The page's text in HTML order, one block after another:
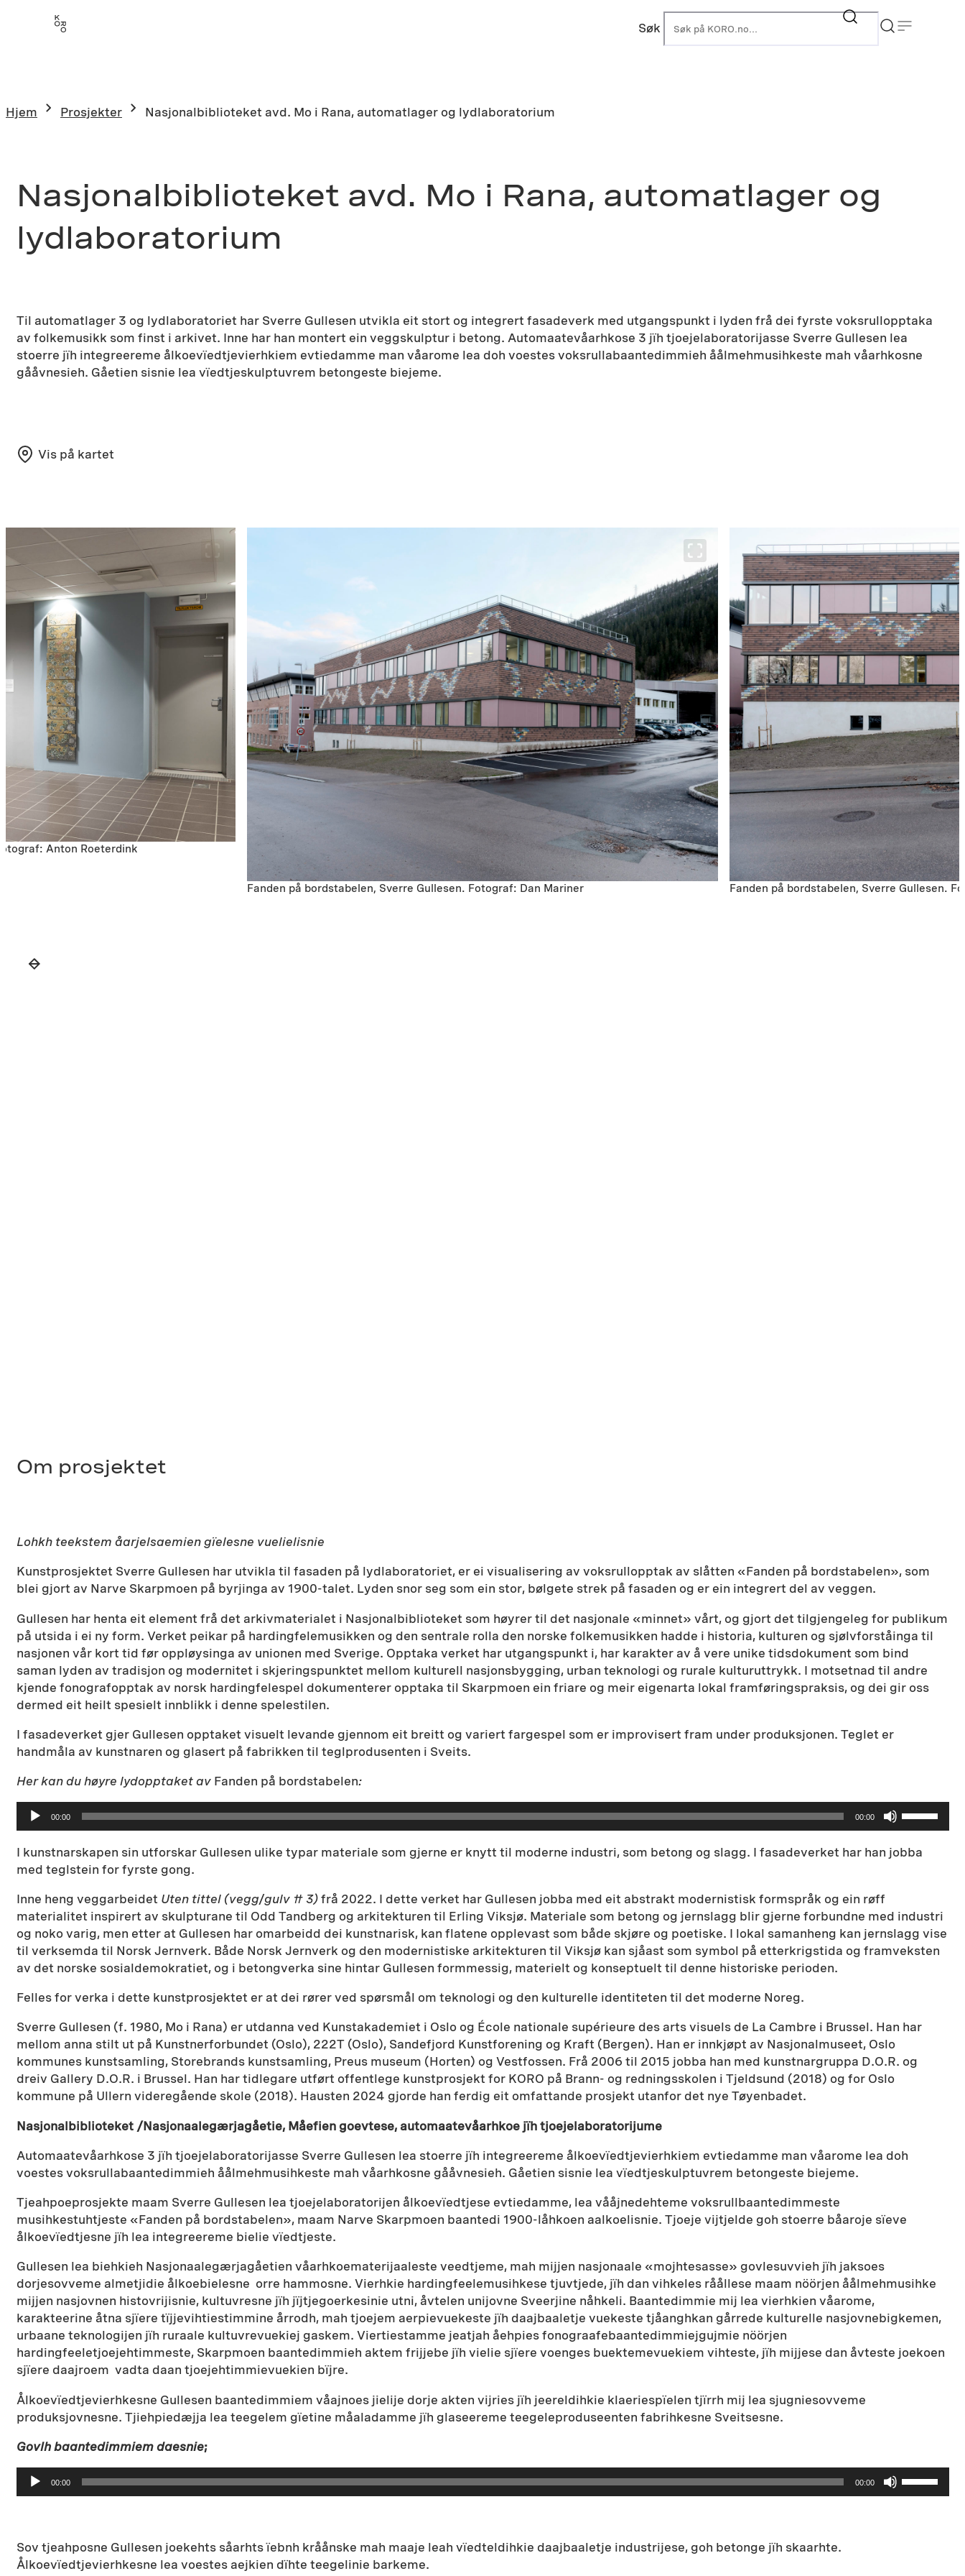
Søk
Hjem Prosjekter Nasjonalbiblioteket avd. Mo i Rana, automatlager og lydlaboratorium
Nasjonalbiblioteket avd. Mo i Rana, automatlager og
lydlaboratorium
Til automatlager 3 og lydlaboratoriet har Sverre Gullesen utvikla eit stort og integrert fasadeverk med utgangspunkt i lyden frå dei fyrste voksrullopptaka
av folkemusikk som finst i arkivet. Inne har han montert ein veggskulptur i betong. Automaatevåarhkose 3 jïh tjoejelaboratorijasse Sverre Gullesen lea
stoerre jïh integreereme ålkoevïedtjevierhkiem evtiedamme man våarome lea doh voestes voksrullabaantedimmieh åålmehmusihkeste mah våarhkosne
gååvnesieh. Gåetien sisnie lea vïedtjeskulptuvrem betongeste biejeme.
Vis på kartet
Anton Roeterdink
Fanden på bordstabelen, Sverre Gullesen. Fotograf: Dan Mariner Fanden på bordstabelen, Sverre Gullesen.
Om prosjektet
Lohkh teekstem åarjelsaemien gïelesne vuelielisnie
Kunstprosjektet Sverre Gullesen har utvikla til fasaden på lydlaboratoriet, er ei visualisering av voksrullopptak av slåtten «Fanden på bordstabelen», som
blei gjort av Narve Skarpmoen på byrjinga av 1900-talet. Lyden snor seg som ein stor, bølgete strek på fasaden og er ein integrert del av veggen.
Gullesen har henta eit element frå det arkivmaterialet i Nasjonalbiblioteket som høyrer til det nasjonale «minnet» vårt, og gjort det tilgjengeleg for publikum
på utsida i ei ny form. Verket peikar på hardingfelemusikken og den sentrale rolla den norske folkemusikken hadde i historia, kulturen og sjølvforståinga til
nasjonen vår kort tid før oppløysinga av unionen med Sverige. Opptaka verket har utgangspunkt i, har karakter av å vere unike tidsdokument som bind
saman lyden av tradisjon og modernitet i skjeringspunktet mellom kulturell nasjonsbygging, urban teknologi og rurale kulturuttrykk. I motsetnad til andre
kjende fonografopptak av norsk hardingfelespel dokumenterer opptaka til Skarpmoen ein friare og meir eigenarta lokal framføringspraksis, og dei gir oss
dermed eit heilt spesielt innblikk i denne spelestilen.
I fasadeverket gjer Gullesen opptaket visuelt levande gjennom eit breitt og variert fargespel som er improvisert fram under produksjonen. Teglet er
handmåla av kunstnaren og glasert på fabrikken til teglprodusenten i Sveits.
Her kan du høyre lydopptaket av Fanden på bordstabelen:
Lydavspiller
00:00 00:00
Bruk
opp-
og
å
øke
eller
I kunstnarskapen sin utforskar Gullesen ulike typar materiale som gjerne er knytt til moderne industri, som betong og slagg. I fasadeverket har han jobba
med teglstein for fyrste gong.
Inne heng veggarbeidet Uten tittel (vegg/gulv # 3)frå 2022. I dette verket har Gullesen jobba med eit abstrakt modernistisk formspråk og ein røff
materialitet inspirert av skulpturane til Odd Tandberg og arkitekturen til Erling Viksjø. Materiale som betong og jernslagg blir gjerne forbundne med industri
og noko varig, men etter at Gullesen har omarbeidd dei kunstnarisk, kan flatene opplevast som både skjøre og poetiske. I lokal samanheng kan jernslagg vise
til verksemda til Norsk Jernverk. Både Norsk Jernverk og den modernistiske arkitekturen til Viksjø kan sjåast som symbol på etterkrigstida og framveksten
av det norske sosialdemokratiet, og i betongverka sine hintar Gullesen formmessig, materielt og konseptuelt til denne historiske perioden.
Felles for verka i dette kunstprosjektet er at dei rører ved spørsmål om teknologi og den kulturelle identiteten til det moderne Noreg.
Sverre Gullesen (f. 1980, Mo i Rana) er utdanna ved Kunstakademiet i Oslo og École nationale supérieure des arts visuels de La Cambre i Brussel. Han har
mellom anna stilt ut på Kunstnerforbundet (Oslo), 222T (Oslo), Sandefjord Kunstforening og Kraft (Bergen). Han er innkjøpt av Nasjonalmuseet, Oslo
kommunes kunstsamling, Storebrands kunstsamling, Preus museum (Horten) og Vestfossen. Frå 2006 til 2015 jobba han med kunstnargruppa D.O.R. og
dreiv Gallery D.O.R. i Brussel. Han har tidlegare utført offentlege kunstprosjekt for KORO på Brann- og redningsskolen i Tjeldsund (2018) og for Oslo
kommune på Ullern videregående skole (2018). Hausten 2024 gjorde han ferdig eit omfattande prosjekt utanfor det nye Tøyenbadet.
Nasjonalbiblioteket /Nasjonaalegærjagåetie, Måefien goevtese, automaatevåarhkoe jïh tjoejelaboratorijume
Automaatevåarhkose 3 jïh tjoejelaboratorijasse Sverre Gullesen lea stoerre jïh integreereme ålkoevïedtjevierhkiem evtiedamme man våarome lea doh
voestes voksrullabaantedimmieh åålmehmusihkeste mah våarhkosne gååvnesieh. Gåetien sisnie lea vïedtjeskulptuvrem betongeste biejeme.
Tjeahpoeprosjekte maam Sverre Gullesen lea tjoejelaboratorijen ålkoevïedtjese evtiedamme, lea vååjnedehteme voksrullbaantedimmeste
musihkestuhtjeste «Fanden på bordstabelen», maam Narve Skarpmoen baantedi 1900-låhkoen aalkoelisnie. Tjoeje vijtjelde goh stoerre båaroje sïeve
ålkoevïedtjesne jïh lea integreereme bielie vïedtjeste.
Gullesen lea biehkieh Nasjonaalegærjagåetien våarhkoematerijaaleste veedtjeme, mah mijjen nasjonaale «mojhtesasse» govlesuvvieh jïh jaksoes
dorjesovveme almetjidie ålkoebielesne orre hammosne. Vierhkie hardingfeelemusihkese tjuvtjede, jïh dan vihkeles råållese maam nöörjen åålmehmusihke
mijjen nasjovnen histovrijisnie, kultuvresne jïh jïjtjegoerkesinie utni, åvtelen unijovne Sveerjine nåhkeli. Baantedimmie mij lea vierhkien våarome,
karakteerine åtna sjïere tïjjevihtiestimmine årrodh, mah tjoejem aerpievuekeste jïh daajbaaletje vuekeste tjåanghkan gårrede kulturelle nasjovnebigkemen,
urbaane teknologijen jïh ruraale kultuvrevuekiej gaskem. Viertiestamme jeatjah åehpies fonograafebaantedimmiejgujmie nöörjen
hardingfeeletjoejehtimmeste, Skarpmoen baantedimmieh aktem frijjebe jïh vielie sjïere voenges buektemevuekiem vihteste, jïh mijjese dan åvteste joekoen
sjïere daajroem vadta daan tjoejehtimmievuekien bïjre.
Ålkoevïedtjevierhkesne Gullesen baantedimmiem våajnoes jielije dorje akten vijries jïh jeereldihkie klaeriespïelen tjïrrh mij lea sjugniesovveme
produksjovnesne. Tjiehpiedæjja lea teegelem gïetine måaladamme jïh glaseereme teegeleproduseenten fabrihkesne Sveitsesne.
Govlh baantedimmiem daesnie;
Lydavspiller
00:00 00:00
Bruk
opp-
Sov tjeahposne Gullesen joekehts såarhts ïebnh kråånske mah maaje leah vïedteldihkie daajbaaletje industrijese, goh betonge jïh skaarhte.
Ålkoevïedtjevierhkesne lea voestes aejkien dïhte teegelinie barkeme.